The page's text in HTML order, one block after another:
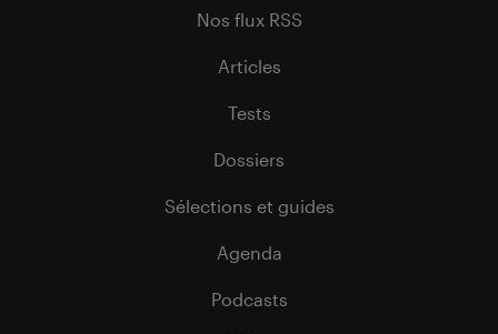
Nos flux RSS
Articles
Tests
Dossiers
Sélections et guides
Agenda
Podcasts